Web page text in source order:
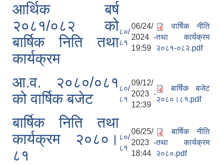
आर्थिक बर्ष
२०८१/०८२ को
बार्षिक निति तथा
कार्यक्रम
८०/
८१
06/24/
2024 -
19:59
वार्षिक नीति
तथा कार्यक्रम
२०८१-०८२.pdf
आ.व. २०८०/०८१
को वार्षिक बजेट
८०/
८१
09/12/
2023 -
12:39
बार्षिक बजेट
२०८०।८१.pdf
बार्षिक निति तथा
कार्यक्रम २०८०।
८१
८०/
८१
06/25/
2023 -
18:44
बार्षिक नीति
तथा कार्यक्रम
२०८०.pdf